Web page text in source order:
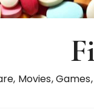
Movies,